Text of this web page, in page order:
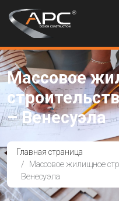
Массовое
– Венесуэла
Главная страница
Массовое жилищное
Венесуэла